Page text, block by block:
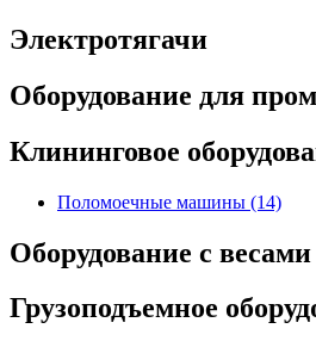
Электротягачи
Оборудование для
Клининговое
Поломоечные машины (14)
Оборудование с весами
Грузоподъемное